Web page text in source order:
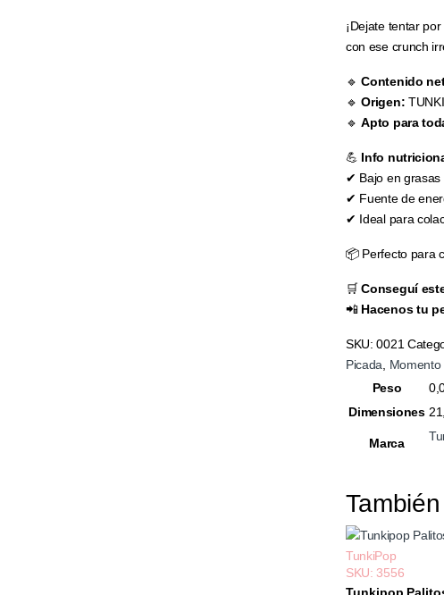
¡Dejate tentar
con ese crunch
🔹Contenido
🔹Origen:
🔹Apto para
💪 Info
✔ Bajo en grasas
✔ Fuente de
✔ Ideal para
📦 Perfecto para
🛒Conseguí
📲 Hacenos tu
SKU:0021
Picada
Peso
Dimensiones
Marca
TunkiPop
SKU: 3556